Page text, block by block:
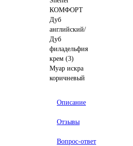
Описание
Отзывы
Вопрос-ответ